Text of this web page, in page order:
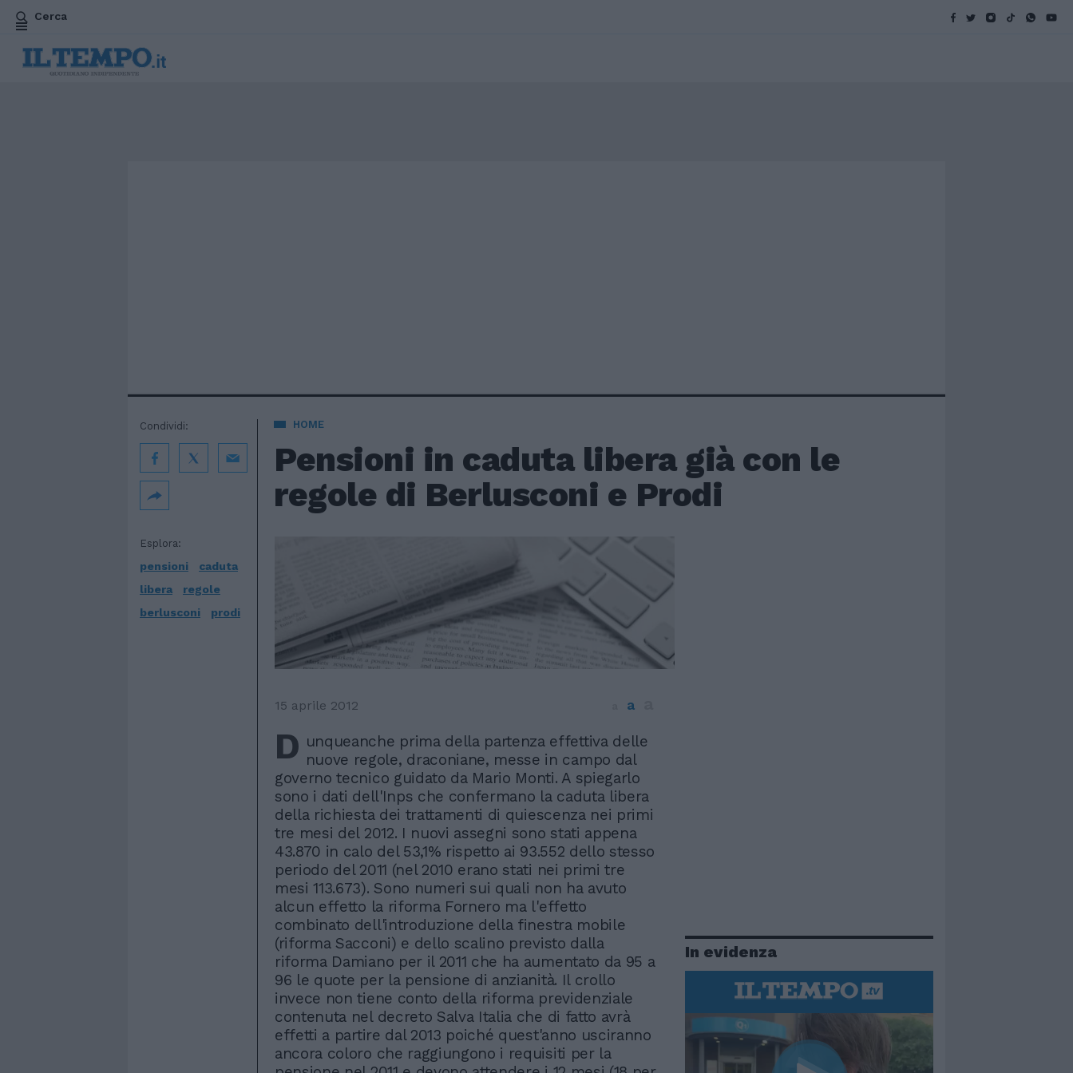
Cerca
HOME
Pensioni in caduta libera già con le
regole di Berlusconi e Prodi
Esplora:
pensioni
caduta
libera
regole
berlusconi
prodi
Condividi:
15 aprile 2012 a
D unqueanche prima della partenza effettiva delle
nuove regole, draconiane, messe in campo dal
governo tecnico guidato da Mario Monti. A spiegarlo
sono i dati dell'Inps che confermano la caduta libera
della richiesta dei trattamenti di quiescenza nei primi
tre mesi del 2012. I nuovi assegni sono stati appena
43.870 in calo del 53,1% rispetto ai 93.552 dello stesso
periodo del 2011 (nel 2010 erano stati nei primi tre
mesi 113.673). Sono numeri sui quali non ha avuto
alcun effetto la riforma Fornero ma l'effetto
combinato dell'introduzione della finestra mobile
(riforma Sacconi) e dello scalino previsto dalla
riforma Damiano per il 2011 che ha aumentato da 95 a
96 le quote per la pensione di anzianità. Il crollo
invece non tiene conto della riforma previdenziale
contenuta nel decreto Salva Italia che di fatto avrà
effetti a partire dal 2013 poiché quest'anno usciranno
ancora coloro che raggiungono i requisiti per la
In evidenza